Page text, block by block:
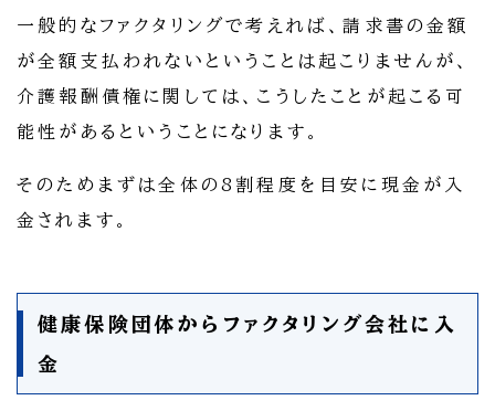
一般的なファクタリングで考えれば、請求書の金額
が全額支払われないということは起こりませんが、
介護報酬債権に関しては、こうしたことが起こる可
能性があるということになります。
そのためまずは全体の8割程度を目安に現金が入
金されます。
健康保険団体からファクタリング会社に入
金